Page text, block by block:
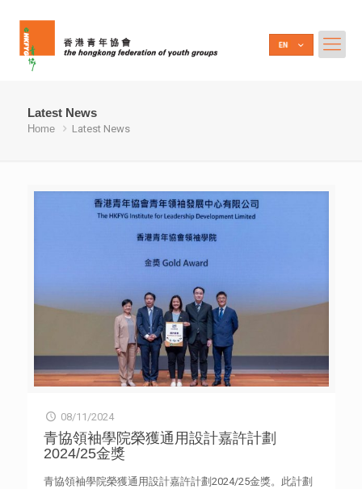
Latest News
Home Latest News
08/11/2024
青協領袖學院榮獲通用設計嘉許計劃
2024/25金獎
青協領袖學院榮獲通用設計嘉許計劃2024/25金獎。此計劃